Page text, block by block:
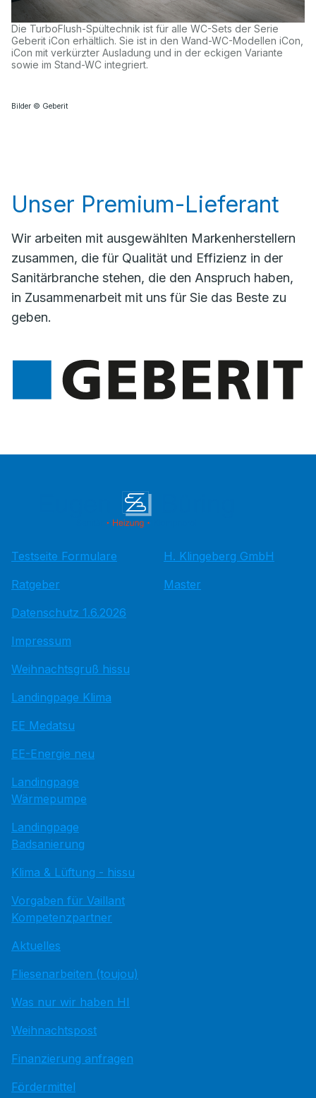
Die TurboFlush-Spültechnik ist für alle WC-Sets der Serie
Geberit iCon erhältlich. Sie ist in den Wand-WC-Modellen iCon,
iCon mit verkürzter Ausladung und in der eckigen Variante
sowie im Stand-WC integriert.
Bilder © Geberit
Unser Premium-Lieferant
Wir arbeiten mit ausgewählten Markenherstellern
zusammen, die für Qualität und Effizienz in der
Sanitärbranche stehen, die den Anspruch haben,
in Zusammenarbeit mit uns für Sie das Beste zu
geben.
Testseite Formulare
Ratgeber
Datenschutz 1.6.2026
Impressum
Weihnachtsgruß hissu
Landingpage Klima
EE Medatsu
EE-Energie neu
Landingpage
Wärmepumpe
Landingpage
Badsanierung
Klima & Lüftung - hissu
Vorgaben für Vaillant
Kompetenzpartner
Aktuelles
Fliesenarbeiten (toujou)
Was nur wir haben HI
Weihnachtspost
Finanzierung anfragen
Fördermittel
H. Klingeberg GmbH
Master